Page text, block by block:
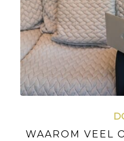
WAAROM VEEL